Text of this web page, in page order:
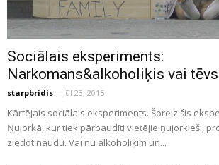
Sociālais eksperiments:
Narkomans&alkoholiķis vai tēvs
starpbridis - Jūl 23, 2015
Kārtējais sociālais eksperiments. Šoreiz šis
Ņujorkā, kur tiek pārbaudīti vietējie ņujorkieši,
ziedot naudu. Vai nu alkoholiķim un...